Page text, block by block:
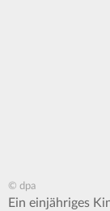
© dpa
Ein einjähriges